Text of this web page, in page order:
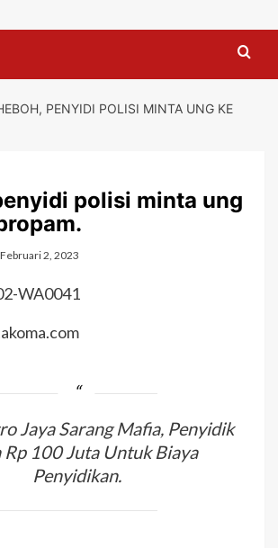
PENYIDI POLISI MINTA UNG KE
polisi minta ung
Februari 2, 2023
Jaya Sarang Mafia, Penyidik
100 Juta Untuk Biaya
Penyidikan.